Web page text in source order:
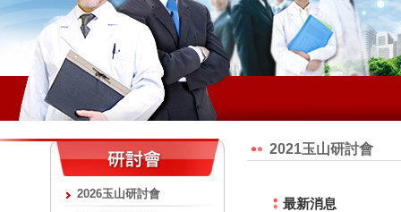
2026玉山研討會
2021玉山研討會
最新消息